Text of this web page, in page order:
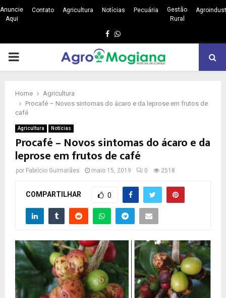
Anuncie
Aqui
Contato Agricultura Notícias Pecuária
Gestão
Rural
Facebook
Whatsapp
PRIMARY
Home
Agricultura
Procafé – Novos sintomas do ácaro e da leprose em frutos de
café
Agricultura Notícias
Procafé – Novos sintomas do ácaro e da
leprose em frutos de café
por Fabrício Guimarães maio 15, 2019 0 2518
COMPARTILHAR 0